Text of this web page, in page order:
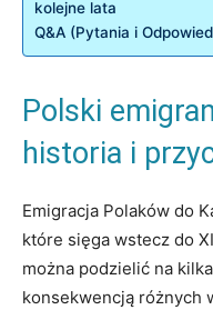
kolejne lata
Q&A (Pytania i
Polski
historia i
Emigracja Polaków do
które sięga wstecz do
można podzielić na
konsekwencją różnych